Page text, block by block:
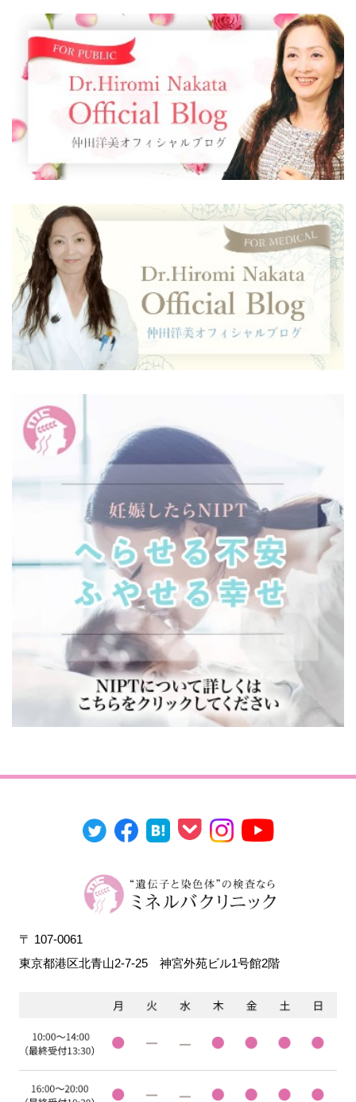
〒 107-0061
東京都港区北青山2-7-25 神宮外苑ビル1号館2階